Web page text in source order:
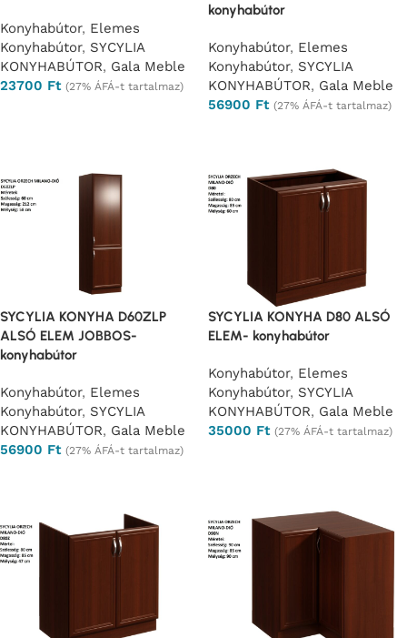
Konyhabútor, Elemes
Konyhabútor, SYCYLIA
KONYHABÚTOR, Gala Meble
23700 Ft (27% ÁFÁ-t tartalmaz)
konyhabútor
Konyhabútor, Elemes
Konyhabútor, SYCYLIA
KONYHABÚTOR, Gala Meble
56900 Ft (27% ÁFÁ-t tartalmaz)
SYCYLIA KONYHA D60ZLP
ALSÓ ELEM JOBBOS-
konyhabútor
Konyhabútor, Elemes
Konyhabútor, SYCYLIA
KONYHABÚTOR, Gala Meble
56900 Ft (27% ÁFÁ-t tartalmaz)
SYCYLIA KONYHA D80 ALSÓ
ELEM- konyhabútor
Konyhabútor, Elemes
Konyhabútor, SYCYLIA
KONYHABÚTOR, Gala Meble
35000 Ft (27% ÁFÁ-t tartalmaz)